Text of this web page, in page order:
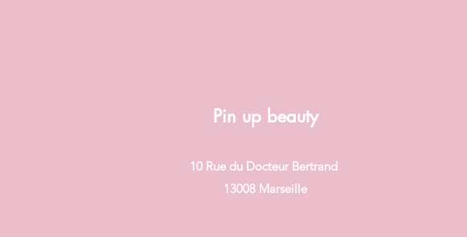
Pin up beauty
10 Rue du Docteur Bertrand
13008 Marseille